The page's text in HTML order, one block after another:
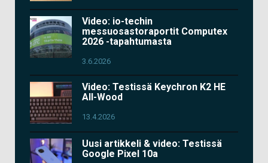
Video: io-techin
messuosastoraportit Computex
2026 -tapahtumasta
3.6.2026
Video: Testissä Keychron K2 HE
All-Wood
13.4.2026
Uusi artikkeli & video: Testissä
Google Pixel 10a